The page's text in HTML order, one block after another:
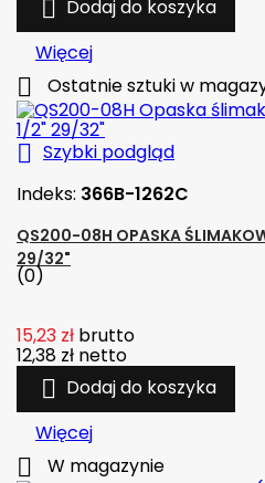
 Dodaj do koszyka
Więcej
 Ostatnie sztuki w
 Szybki podgląd
Indeks: 366B-1262C
QS200-08H OPASKA
29/32"
(0)
15,23 zł brutto
12,38 zł netto
 Dodaj do koszyka
Więcej
 W magazynie